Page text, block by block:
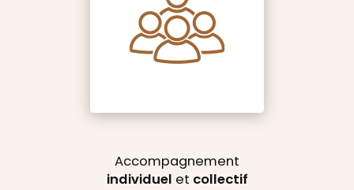
Accompagnement
individuel et collectif